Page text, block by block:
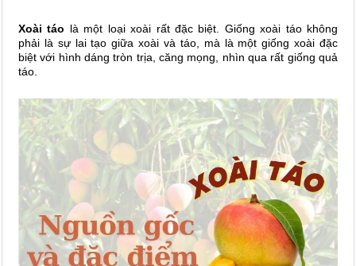
Xoài táo là một loại xoài rất đặc biệt. Giống xoài táo không
phải là sự lai tạo giữa xoài và táo, mà là một giống xoài đặc
biệt với hình dáng tròn trịa, căng mọng, nhìn qua rất giống quả
táo.